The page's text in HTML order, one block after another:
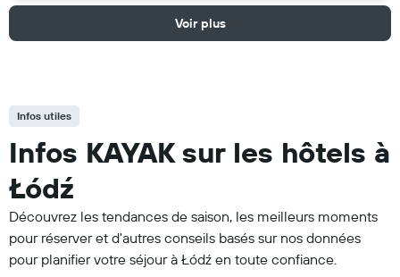
Voir plus
Infos utiles
Infos KAYAK sur les hôtels à
Łódź
Découvrez les tendances de saison, les meilleurs moments
pour réserver et d'autres conseils basés sur nos données
pour planifier votre séjour à Łódź en toute confiance.